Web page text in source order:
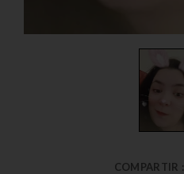
COMPARTIR :